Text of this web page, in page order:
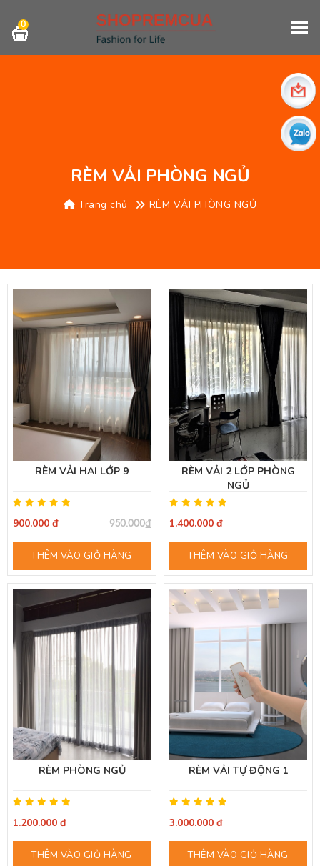
0
RÈM VẢI PHÒNG NGỦ
Trang chủ RÈM VẢI PHÒNG NGỦ
RÈM VẢI HAI LỚP 9
900.000 đ 950.000₫
THÊM VÀO GIỎ HÀNG
RÈM VẢI 2 LỚP PHÒNG
NGỦ
1.400.000 đ
THÊM VÀO GIỎ HÀNG
RÈM PHÒNG NGỦ
1.200.000 đ
THÊM VÀO GIỎ HÀNG
RÈM VẢI TỰ ĐỘNG 1
3.000.000 đ
THÊM VÀO GIỎ HÀNG